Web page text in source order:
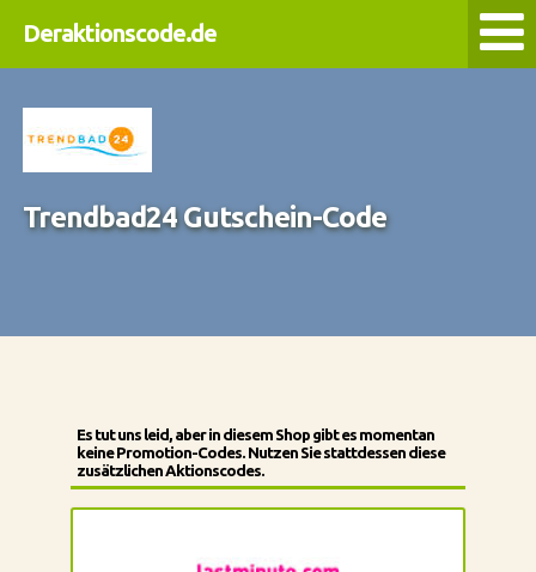
Deraktionscode.de
Trendbad24 Gutschein-Code
Es tut uns leid, aber in diesem Shop gibt es momentan
keine Promotion-Codes. Nutzen Sie stattdessen diese
zusätzlichen Aktionscodes.